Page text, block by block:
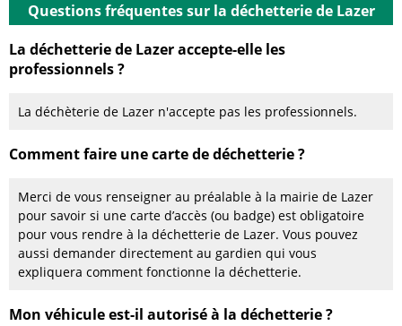
Questions fréquentes sur la déchetterie de Lazer
La déchetterie de Lazer accepte-elle les
professionnels ?
La déchèterie de Lazer n'accepte pas les professionnels.
Comment faire une carte de déchetterie ?
Merci de vous renseigner au préalable à la mairie de Lazer
pour savoir si une carte d’accès (ou badge) est obligatoire
pour vous rendre à la déchetterie de Lazer. Vous pouvez
aussi demander directement au gardien qui vous
expliquera comment fonctionne la déchetterie.
Mon véhicule est-il autorisé à la déchetterie ?